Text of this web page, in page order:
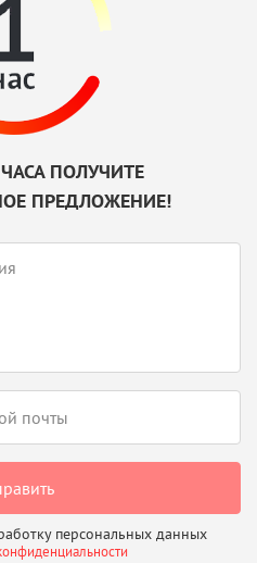
ПОЛУЧИТЕ
ПРЕДЛОЖЕНИЕ!
персональных данных